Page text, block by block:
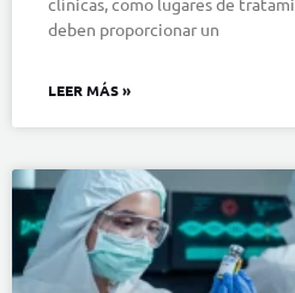
deben proporcionar un
LEER MÁS »